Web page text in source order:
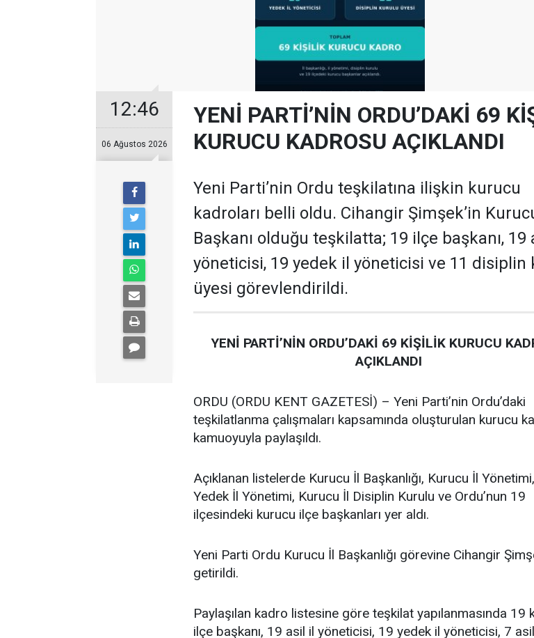
12:46
06 Ağustos 2026
YENİ PARTİ’NİN ORDU’DAKİ 69
KURUCU KADROSU AÇIKLANDI
Yeni Parti’nin Ordu teşkilatına ilişkin kurucu
kadroları belli oldu. Cihangir Şimşek’in
Başkanı olduğu teşkilatta; 19 ilçe başkanı, 19
yöneticisi, 19 yedek il yöneticisi ve 11 disiplin
üyesi görevlendirildi.
YENİ PARTİ’NİN ORDU’DAKİ 69 KİŞİLİK KURUCU
AÇIKLANDI
ORDU (ORDU KENT GAZETESİ) – Yeni Parti’nin Ordu’daki
teşkilatlanma çalışmaları kapsamında oluşturulan kurucu
kamuoyuyla paylaşıldı.
Açıklanan listelerde Kurucu İl Başkanlığı, Kurucu İl
Yedek İl Yönetimi, Kurucu İl Disiplin Kurulu ve Ordu’nun 19
ilçesindeki kurucu ilçe başkanları yer aldı.
Yeni Parti Ordu Kurucu İl Başkanlığı görevine Cihangir
getirildi.
Paylaşılan kadro listesine göre teşkilat yapılanmasında 19
ilçe başkanı, 19 asil il yöneticisi, 19 yedek il yöneticisi, 7